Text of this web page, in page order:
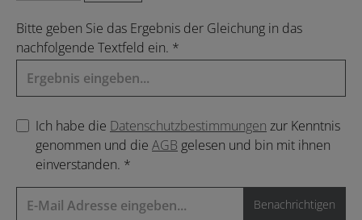
Bitte geben Sie das Ergebnis der Gleichung in das
nachfolgende Textfeld ein. *
Ich habe die Datenschutzbestimmungen zur Kenntnis
genommen und die AGB gelesen und bin mit ihnen
einverstanden. *
Benachrichtigen